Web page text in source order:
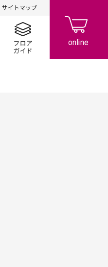
サイトマップ
サービスガイドフロアガイド